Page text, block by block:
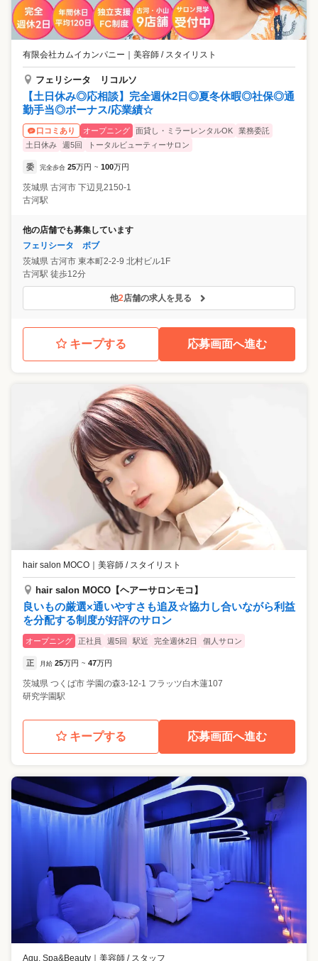
有限会社カムイカンパニー 美容師 / スタイリスト
フェリシータ リコルソ
【土日休み◎応相談】完全週休2日◎夏冬休暇◎社保◎通
勤手当◎ボーナス/応業績☆
口コミあり オープニング 面貸し・ミラーレンタルOK
業務委託
土日休み
週5回 トータルビューティーサロン
委 完全歩合 25万円 ~ 100万円
茨城県 古河市 下辺見2150-1
古河駅
他の店舗でも募集しています
フェリシータ ボブ
茨城県 古河市 東本町2-2-9 北村ビル1F
古河駅 徒歩12分
他2店舗の求人を見る
キープする 応募画面へ進む
hair salon MOCO 美容師 / スタイリスト
hair salon MOCO【ヘアーサロンモコ】
良いもの厳選×通いやすさも追及☆協力し合いながら利益
を分配する制度が好評のサロン
オープニング 正社員 週5回 駅近 完全週休2日 個人サロン
正 月給 25万円 ~ 47万円
茨城県 つくば市 学園の森3-12-1 フラッツ白木蓮107
研究学園駅
キープする 応募画面へ進む
Agu. Spa&Beauty ｜ 美容師 / スタッフ